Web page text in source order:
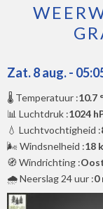
Zat. 8 aug. -
🌡️ Temperatuur :10.7
📊 Luchtdruk :1024
💧 Luchtvochtigheid :
🌬️ Windsnelheid :18
🧭 Windrichting :
🌧️ Neerslag 24 uur :0